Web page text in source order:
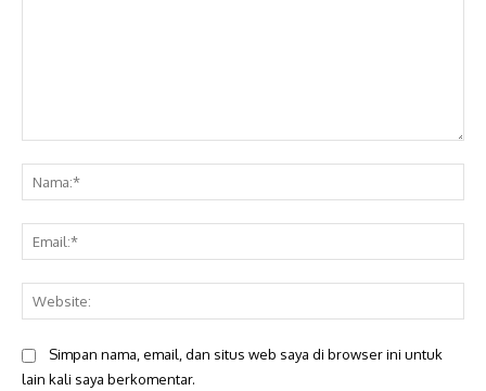
Simpan nama, email, dan situs web saya di browser ini untuk
lain kali saya berkomentar.